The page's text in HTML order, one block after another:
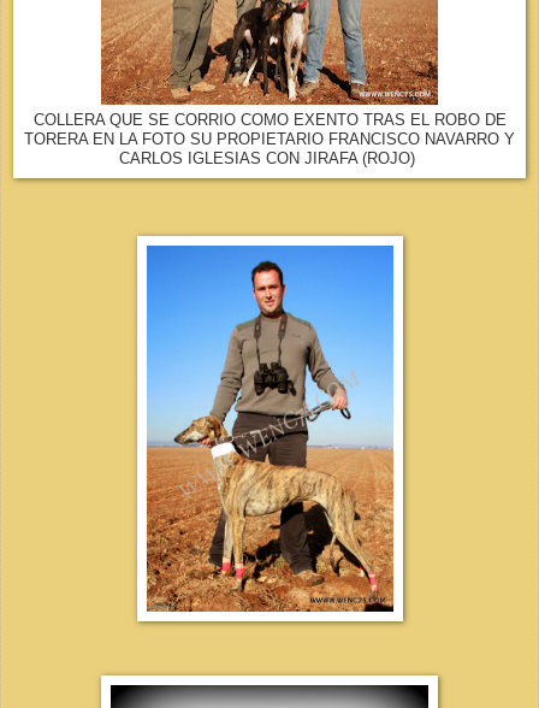
COLLERA QUE SE CORRIO COMO EXENTO TRAS EL ROBO DE
TORERA EN LA FOTO SU PROPIETARIO FRANCISCO NAVARRO Y
CARLOS IGLESIAS CON JIRAFA (ROJO)